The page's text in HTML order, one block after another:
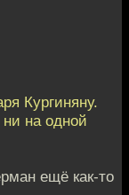
Кургиняну.
на одной
ещё как-то